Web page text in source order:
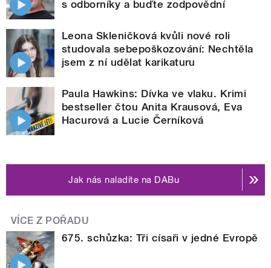
s odborníky a buďte zodpovědní
Leona Skleničková kvůli nové roli
studovala sebepoškozování: Nechtěla
jsem z ní udělat karikaturu
Paula Hawkins: Dívka ve vlaku. Krimi
bestseller čtou Anita Krausová, Eva
Hacurová a Lucie Černíková
Jak nás naladíte na DABu
VÍCE Z POŘADU
675. schůzka: Tři císaři v jedné Evropě